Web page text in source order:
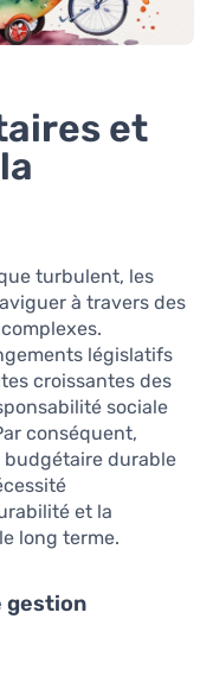
et
turbulent, les
à travers des
législatifs
croissantes des
sociale
conséquent,
durable
et la
long terme.
gestion